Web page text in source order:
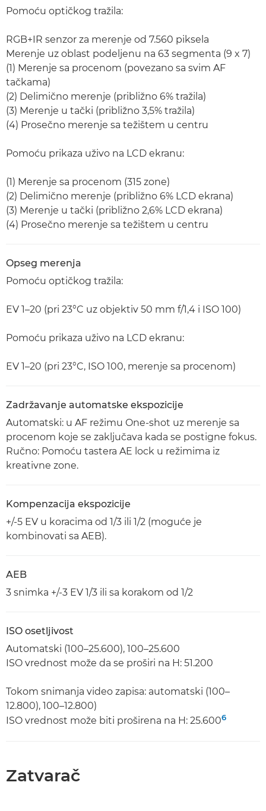
Pomoću optičkog tražila:
RGB+IR senzor za merenje od 7.560 piksela
Merenje uz oblast podeljenu na 63 segmenta (9 x 7)
(1) Merenje sa procenom (povezano sa svim AF
tačkama)
(2) Delimično merenje (približno 6% tražila)
(3) Merenje u tački (približno 3,5% tražila)
(4) Prosečno merenje sa težištem u centru
Pomoću prikaza uživo na LCD ekranu:
(1) Merenje sa procenom (315 zone)
(2) Delimično merenje (približno 6% LCD ekrana)
(3) Merenje u tački (približno 2,6% LCD ekrana)
(4) Prosečno merenje sa težištem u centru
Opseg merenja
Pomoću optičkog tražila:
EV 1–20 (pri 23°C uz objektiv 50 mm f/1,4 i ISO 100)
Pomoću prikaza uživo na LCD ekranu:
EV 1–20 (pri 23°C, ISO 100, merenje sa procenom)
Zadržavanje automatske ekspozicije
Automatski: u AF režimu One-shot uz merenje sa
procenom koje se zaključava kada se postigne fokus.
Ručno: Pomoću tastera AE lock u režimima iz
kreativne zone.
Kompenzacija ekspozicije
+/-5 EV u koracima od 1/3 ili 1/2 (moguće je
kombinovati sa AEB).
AEB
3 snimka +/-3 EV 1/3 ili sa korakom od 1/2
ISO osetljivost
Automatski (100–25.600), 100–25.600
ISO vrednost može da se proširi na H: 51.200
Tokom snimanja video zapisa: automatski (100–
12.800), 100–12.800)
ISO vrednost može biti proširena na H: 25.6006
Zatvarač